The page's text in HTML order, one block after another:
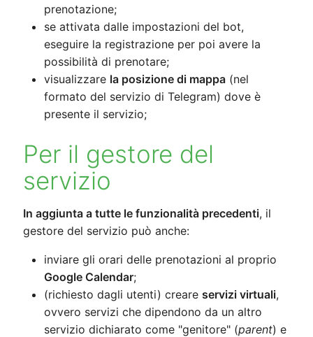
prenotazione;
se attivata dalle impostazioni del bot,
eseguire la registrazione per poi avere la
possibilità di prenotare;
visualizzare la posizione di mappa(nel
formato del servizio di Telegram) dove è
presente il servizio;
Per il gestore del
servizio
In aggiunta a tutte le funzionalità precedenti, il
gestore del servizio può anche:
inviare gli orari delle prenotazioni al proprio
Google Calendar;
(richiesto dagli utenti) creare servizi virtuali,
ovvero servizi che dipendono da un altro
servizio dichiarato come "genitore" (parent) e